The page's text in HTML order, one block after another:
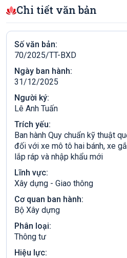
Chi tiết văn bản
Số văn bản:
70/2025/TT-BXD
Ngày ban hành:
31/12/2025
Người ký:
Lê Anh Tuấn
Trích yếu:
Ban hành Quy chuẩn kỹ thuật
đối với xe mô tô hai bánh, xe
lắp ráp và nhập khẩu mới
Lĩnh vực:
Xây dựng - Giao thông
Cơ quan ban hành:
Bộ Xây dựng
Phân loại:
Thông tư
Hiệu lực: